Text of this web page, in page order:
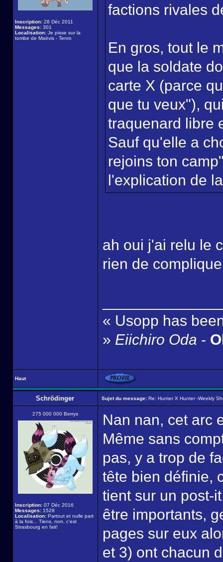
Inscription: 28 Déc 2011
Messages: 301
Localisation: Je pisse sur la
tombe de Maëvis - Tenro
factions rivales
En gros, tout le
que la soldate
carte X (parce
que tu veux"),
traquenard libre
Sauf qu'elle a
rejoins ton
l'explication de
ah oui j'ai relu le
rien de
« Usopp has
» Eiichiro Oda -
Haut
Schrödinger Sujet du message: Re: Hunter X Hunter -Weekly
275 000 000 Berrys
Inscription: 07 Déc 2016
Messages: 1528
Localisation: Partout et nulle part
à la fois... Tiens, non, c'est
Strasbourg en fait!
Nan nan, cet arc
Même sans
pas, y a trop de
tête bien définie,
tient sur un post-
être importants,
pages sur eux
et 3) ont chacun